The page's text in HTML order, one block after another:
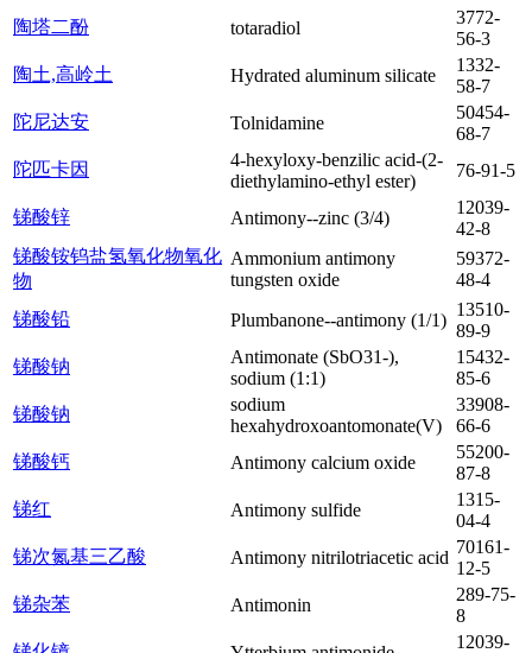
陶塔二酚
totaradiol
3772-
56-3
陶土,高岭土
Hydrated aluminum silicate
1332-
58-7
陀尼达安
Tolnidamine
50454-
68-7
陀匹卡因
4-hexyloxy-benzilic acid-(2-
diethylamino-ethyl ester)
76-91-5
锑酸锌 Antimony--zinc (3/4)
12039-
42-8
锑酸铵钨盐氢氧化物氧化
物
Ammonium antimony
tungsten oxide
59372-
48-4
锑酸铅
Plumbanone--antimony (1/1)
13510-
89-9
锑酸钠
Antimonate (SbO31-),
sodium (1:1)
15432-
85-6
锑酸钠
sodium
hexahydroxoantomonate(V)
33908-
66-6
锑酸钙
Antimony calcium oxide
55200-
87-8
锑红
Antimony sulfide
1315-
04-4
锑次氮基三乙酸
Antimony nitrilotriacetic acid
70161-
12-5
锑杂苯
Antimonin
289-75-
8
12039-